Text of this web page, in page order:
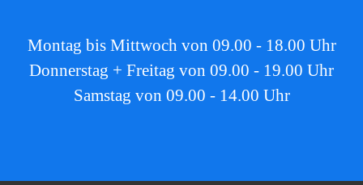
Montag bis Mittwoch von 09.00 - 18.00 Uhr
Donnerstag + Freitag von 09.00 - 19.00 Uhr
Samstag von 09.00 - 14.00 Uhr